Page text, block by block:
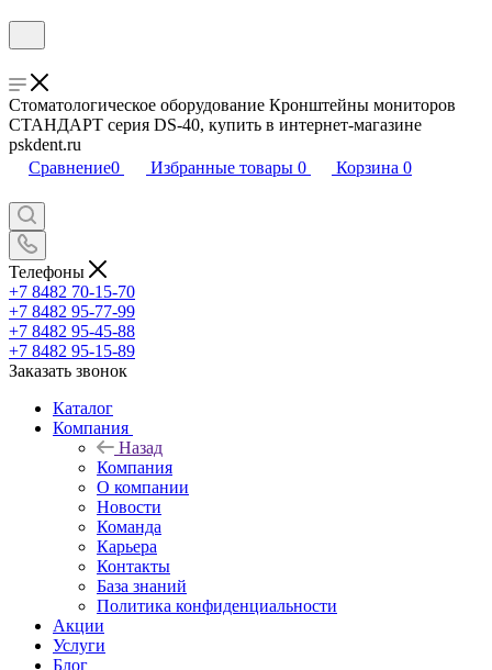
Стоматологическое оборудование Кронштейны мониторов
СТАНДАРТ серия DS-40, купить в интернет-магазине
pskdent.ru
Сравнение0 Избранные товары 0 Корзина 0
Телефоны
+7 8482 70-15-70
+7 8482 95-77-99
+7 8482 95-45-88
+7 8482 95-15-89
Заказать звонок
Каталог
Компания
Назад
Компания
О компании
Новости
Команда
Карьера
Контакты
База знаний
Политика конфиденциальности
Акции
Услуги
Блог